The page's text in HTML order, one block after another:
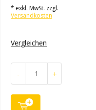
* exkl. MwSt. zzgl.
Versandkosten
Vergleichen
- +